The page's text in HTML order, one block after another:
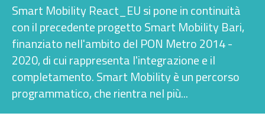
Smart Mobility React_EU si pone in continuità
con il precedente progetto Smart Mobility Bari,
finanziato nell'ambito del PON Metro 2014 -
2020, di cui rappresenta l'integrazione e il
completamento. Smart Mobility è un percorso
programmatico, che rientra nel più...